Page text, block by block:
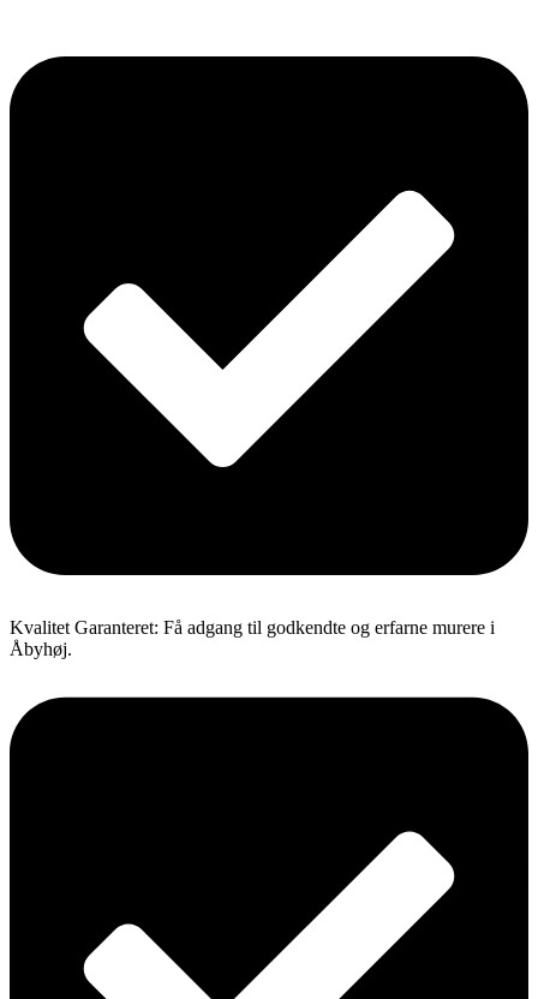
Kvalitet Garanteret: Få adgang til godkendte og erfarne murere i
Åbyhøj.